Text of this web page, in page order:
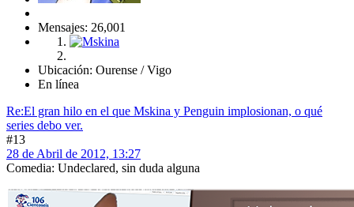
Mensajes: 26,001
Ubicación: Ourense / Vigo
En línea
Re:El gran hilo en el que Mskina y Penguin implosionan, o qué
series debo ver.
#13
28 de Abril de 2012, 13:27
Comedia: Undeclared, sin duda alguna